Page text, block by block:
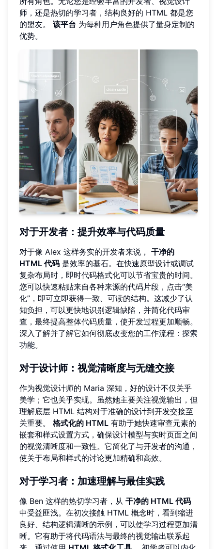
师，还是热切的学习者，结构良好的 HTML 都是您
的盟友。 该平台 为每种用户角色提供了量身定制的
优势。
对于开发者：提升效率与代码质量
对于像 Alex 这样务实的开发者来说， 干净的
HTML 代码 是效率的基石。在快速原型设计或调试
复杂布局时，即时代码格式化可以节省宝贵的时间。
您可以快速粘贴来自各种来源的代码片段，点击“美
化”，即可立即获得一致、可读的结构。这减少了认
知负担，可以更快地识别逻辑缺陷，并简化代码审
查，最终提高整体代码质量，使开发过程更加顺畅。
深入了解并了解它如何彻底改变您的工作流程： 探索
功能。
对于设计师：视觉清晰度与无缝交接
作为视觉设计师的 Maria 深知，好的设计不仅关乎
美学；它也关乎实现。虽然她主要关注视觉输出，但
理解底层 HTML 结构对于准确的设计到开发交接至
关重要。 格式化的 HTML 有助于她快速审查元素的
嵌套和样式设置方式，确保设计模型与实时页面之间
的视觉清晰度和一致性。它简化了与开发者的沟通，
使关于布局和样式的讨论更加精确和高效。
对于学习者：加速理解与最佳实践
像 Ben 这样的热切学习者，从 干净的 HTML 代码
中受益匪浅。在初次接触 HTML 概念时，看到缩进
良好、结构逻辑清晰的示例，可以使学习过程更加清
晰。它有助于将代码语法与最终的视觉输出联系起